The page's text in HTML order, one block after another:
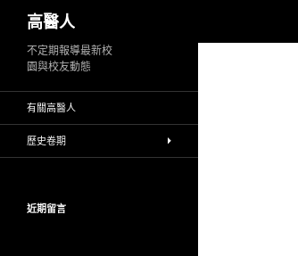
主
容
高醫人
不定期報導最新校
園與校友動態
有關高醫人
歷史卷期
近期留言